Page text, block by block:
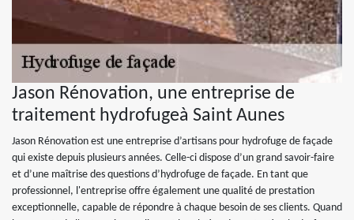
Jason Rénovation, une entreprise de
traitement hydrofugeà Saint Aunes
Jason Rénovation est une entreprise d’artisans pour hydrofuge de façade
qui existe depuis plusieurs années. Celle-ci dispose d’un grand savoir-faire
et d’une maîtrise des questions d’hydrofuge de façade. En tant que
professionnel, l'entreprise offre également une qualité de prestation
exceptionnelle, capable de répondre à chaque besoin de ses clients. Quand